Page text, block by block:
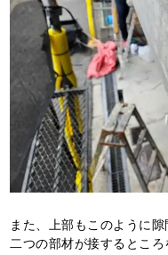
また、上部もこのように隙
二つの部材が接するところ